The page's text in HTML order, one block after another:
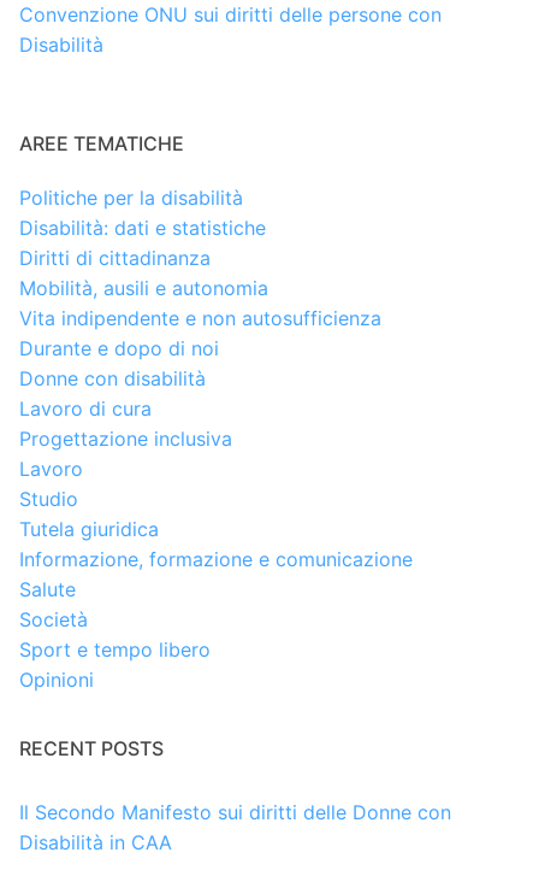
Convenzione ONU sui diritti delle persone con
Disabilità
AREE TEMATICHE
Politiche per la disabilità
Disabilità: dati e statistiche
Diritti di cittadinanza
Mobilità, ausili e autonomia
Vita indipendente e non autosufficienza
Durante e dopo di noi
Donne con disabilità
Lavoro di cura
Progettazione inclusiva
Lavoro
Studio
Tutela giuridica
Informazione, formazione e comunicazione
Salute
Società
Sport e tempo libero
Opinioni
RECENT POSTS
Il Secondo Manifesto sui diritti delle Donne con
Disabilità in CAA